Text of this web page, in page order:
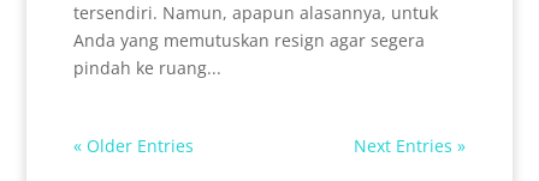
tersendiri. Namun, apapun alasannya, untuk
Anda yang memutuskan resign agar segera
pindah ke ruang...
« Older Entries Next Entries »